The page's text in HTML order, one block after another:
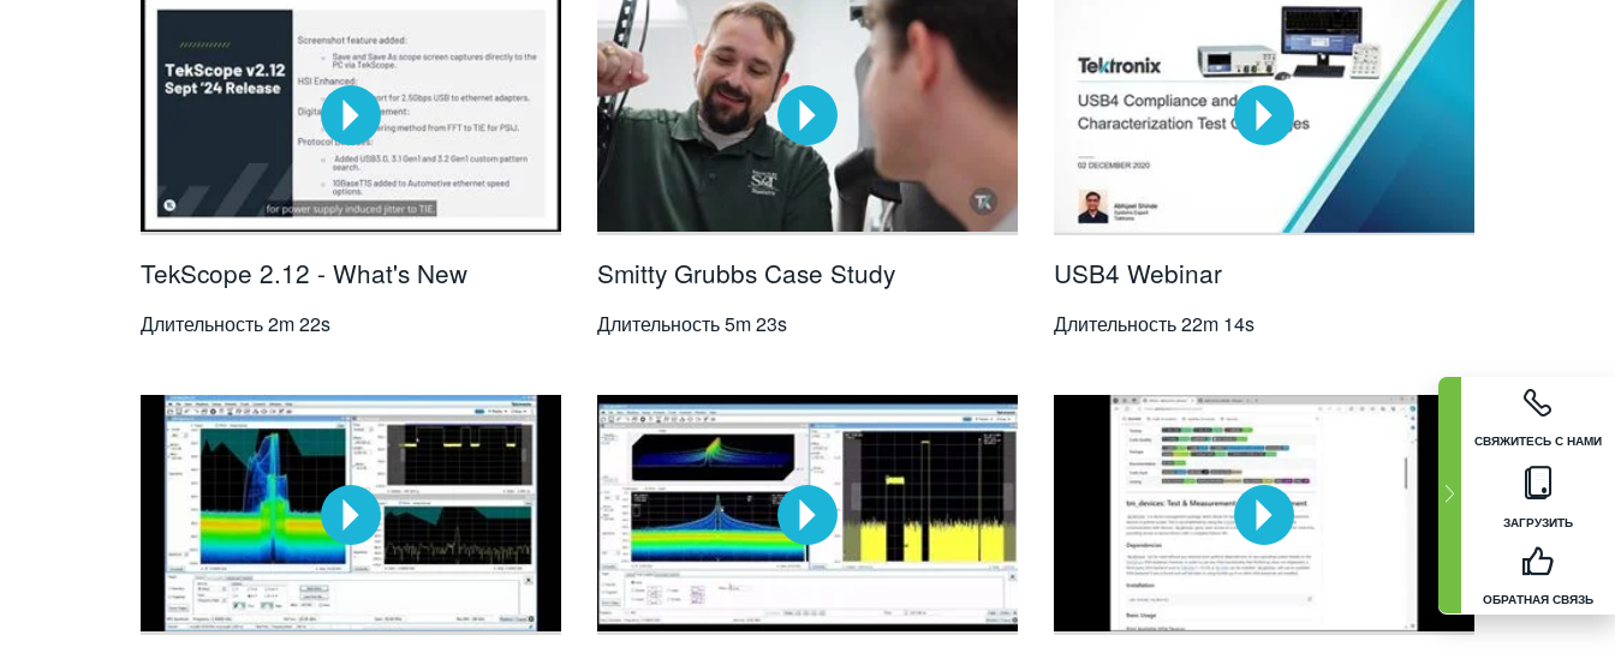
СВЯЖИТЕСЬ С НАМИ
ЗАГРУЗИТЬ
ОБРАТНАЯ СВЯЗЬ
TekScope 2.12 - What's New
Длительность2m 22s
Smitty Grubbs Case Study
Длительность5m 23s
USB4 Webinar
Длительность22m 14s